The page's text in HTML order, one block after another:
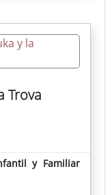
Trova
y Familiar